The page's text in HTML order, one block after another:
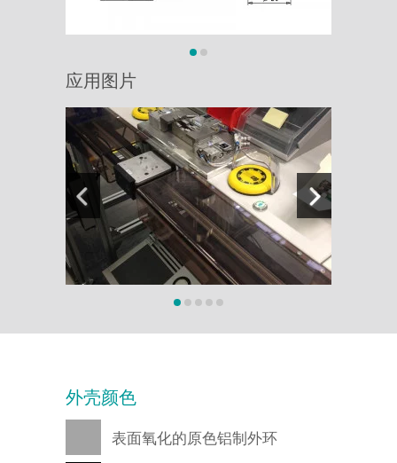
应用图片
外壳颜色
表面氧化的原色铝制外环